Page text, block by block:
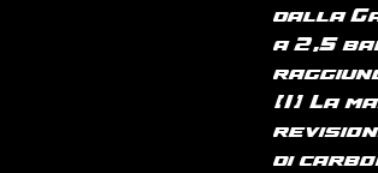
dalla
a 2,5
[1] La
di